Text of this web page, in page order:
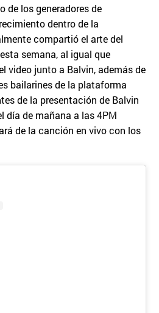
de los generadores de
dentro de la
compartió el arte del
semana, al igual que
video junto a Balvin, además de
bailarines de la plataforma
de la presentación de Balvin
día de mañana a las 4PM
de la canción en vivo con los